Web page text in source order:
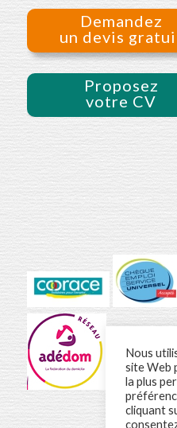
Demandez
un devis
Proposez
votre CV
Nous
site Web
la plus
cliquant